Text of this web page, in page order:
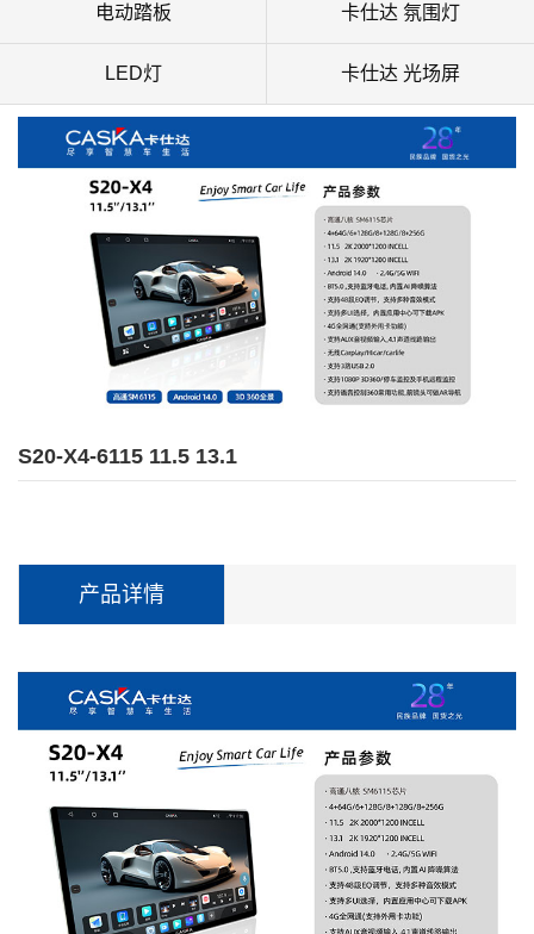
电动踏板 卡仕达 氛围灯
LED灯 卡仕达 光场屏
S20-X4-6115 11.5 13.1
产品详情